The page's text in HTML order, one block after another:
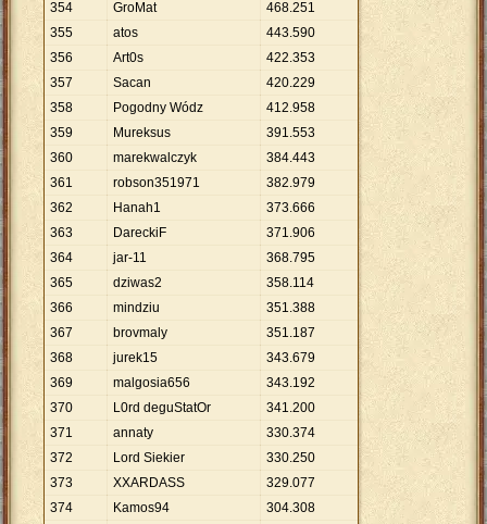
354
GroMat 468.251
355
atos 443.590
356
Art0s 422.353
357
Sacan 420.229
358
Pogodny Wódz 412.958
359
Mureksus 391.553
360
marekwalczyk 384.443
361
robson351971 382.979
362
Hanah1 373.666
363
DareckiF 371.906
364
jar-11 368.795
365
dziwas2 358.114
366
mindziu 351.388
367
brovmaly 351.187
368
jurek15 343.679
369
malgosia656 343.192
370
L0rd deguStatOr 341.200
371
annaty 330.374
372
Lord Siekier 330.250
373
XXARDASS 329.077
374
Kamos94 304.308